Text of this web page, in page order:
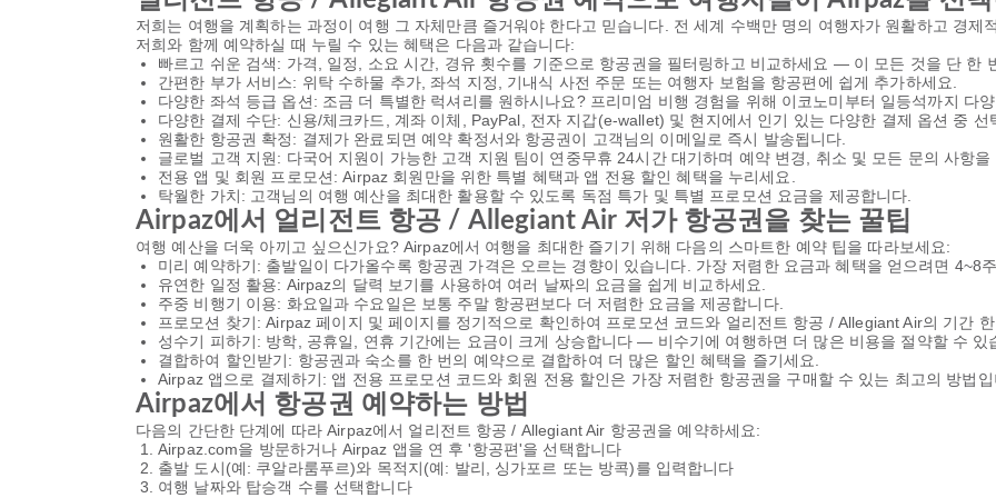
저희는 여행을 계획하는 과정이 여행 그 자체만큼 즐거워야 한다고 믿습니다. 전 세계 수백만 명의 여행자가 원활하고 경
저희와 함께 예약하실 때 누릴 수 있는 혜택은 다음과 같습니다:
빠르고 쉬운 검색: 가격, 일정, 소요 시간, 경유 횟수를 기준으로 항공권을 필터링하고 비교하세요 — 이 모든 것을 단 한
간편한 부가 서비스: 위탁 수하물 추가, 좌석 지정, 기내식 사전 주문 또는 여행자 보험을 항공편에 쉽게 추가하세요.
다양한 좌석 등급 옵션: 조금 더 특별한 럭셔리를 원하시나요? 프리미엄 비행 경험을 위해 이코노미부터 일등석까지 다
다양한 결제 수단: 신용/체크카드, 계좌 이체, PayPal, 전자 지갑(e-wallet) 및 현지에서 인기 있는 다양한 결제 옵션 중 선
원활한 항공권 확정: 결제가 완료되면 예약 확정서와 항공권이 고객님의 이메일로 즉시 발송됩니다.
글로벌 고객 지원: 다국어 지원이 가능한 고객 지원 팀이 연중무휴 24시간 대기하며 예약 변경, 취소 및 모든 문의 사항
전용 앱 및 회원 프로모션: Airpaz 회원만을 위한 특별 혜택과 앱 전용 할인 혜택을 누리세요.
탁월한 가치: 고객님의 여행 예산을 최대한 활용할 수 있도록 독점 특가 및 특별 프로모션 요금을 제공합니다.
Airpaz에서 얼리전트 항공 / Allegiant Air 저가 항공권을 찾는 꿀팁
여행 예산을 더욱 아끼고 싶으신가요? Airpaz에서 여행을 최대한 즐기기 위해 다음의 스마트한 예약 팁을 따라보세요:
미리 예약하기: 출발일이 다가올수록 항공권 가격은 오르는 경향이 있습니다. 가장 저렴한 요금과 혜택을 얻으려면 4~8
유연한 일정 활용: Airpaz의 달력 보기를 사용하여 여러 날짜의 요금을 쉽게 비교하세요.
주중 비행기 이용: 화요일과 수요일은 보통 주말 항공편보다 더 저렴한 요금을 제공합니다.
프로모션 찾기: Airpaz 페이지 및 페이지를 정기적으로 확인하여 프로모션 코드와 얼리전트 항공 / Allegiant Air의 기간
성수기 피하기: 방학, 공휴일, 연휴 기간에는 요금이 크게 상승합니다 — 비수기에 여행하면 더 많은 비용을 절약할 수 있
결합하여 할인받기: 항공권과 숙소를 한 번의 예약으로 결합하여 더 많은 할인 혜택을 즐기세요.
Airpaz 앱으로 결제하기: 앱 전용 프로모션 코드와 회원 전용 할인은 가장 저렴한 항공권을 구매할 수 있는 최고의 방법
Airpaz에서 항공권 예약하는 방법
다음의 간단한 단계에 따라 Airpaz에서 얼리전트 항공 / Allegiant Air 항공권을 예약하세요:
Airpaz.com을 방문하거나 Airpaz 앱을 연 후 '항공편'을 선택합니다
출발 도시(예: 쿠알라룸푸르)와 목적지(예: 발리, 싱가포르 또는 방콕)를 입력합니다
여행 날짜와 탑승객 수를 선택합니다